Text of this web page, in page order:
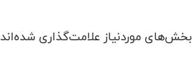
بخش‌های موردنیاز علامت‌گذاری شده‌اند